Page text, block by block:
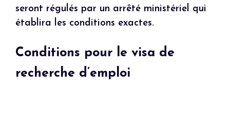
seront régulés par un arrêté ministériel qui
établira les conditions exactes.
Conditions pour le visa de
recherche d’emploi